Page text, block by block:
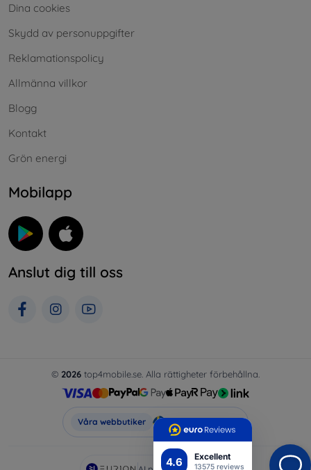
4.6 Excellent
13575 reviews
Dina cookies
Skydd av personuppgifter
Reklamationspolicy
Allmänna villkor
Blogg
Kontakt
Grön energi
Mobilapp
Anslut dig till oss
© 2026 top4mobile.se. Alla rättigheter förbehållna.
Våra webbutiker Top4Mobile.se